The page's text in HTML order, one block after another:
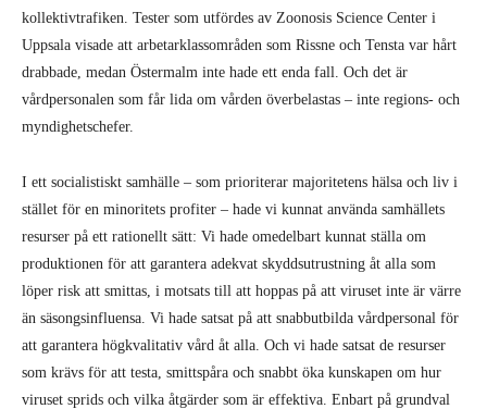
kollektivtrafiken. Tester som utfördes av Zoonosis Science Center i
Uppsala visade att arbetarklassområden som Rissne och Tensta var hårt
drabbade, medan Östermalm inte hade ett enda fall. Och det är
vårdpersonalen som får lida om vården överbelastas – inte regions- och
myndighetschefer.
I ett socialistiskt samhälle – som prioriterar majoritetens hälsa och liv i
stället för en minoritets profiter – hade vi kunnat använda samhällets
resurser på ett rationellt sätt: Vi hade omedelbart kunnat ställa om
produktionen för att garantera adekvat skyddsutrustning åt alla som
löper risk att smittas, i motsats till att hoppas på att viruset inte är värre
än säsongsinfluensa. Vi hade satsat på att snabbutbilda vårdpersonal för
att garantera högkvalitativ vård åt alla. Och vi hade satsat de resurser
som krävs för att testa, smittspåra och snabbt öka kunskapen om hur
viruset sprids och vilka åtgärder som är effektiva. Enbart på grundval